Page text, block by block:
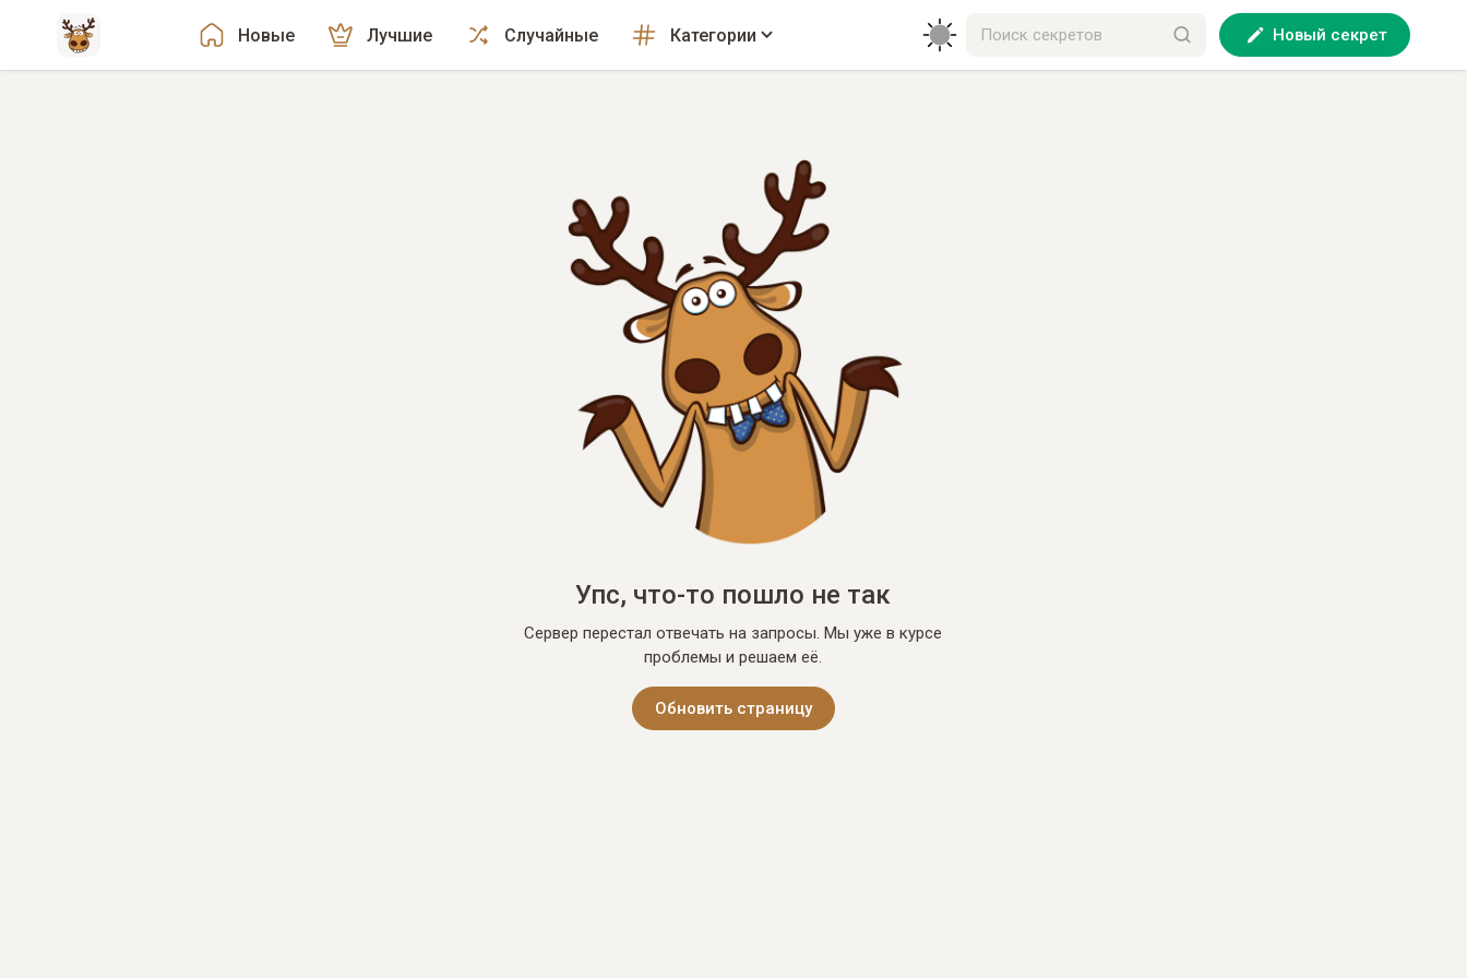
Новые Лучшие Случайные Категории Новый секрет
Упс, что-то пошло не так
Сервер перестал отвечать на запросы. Мы уже в курсе
проблемы и решаем её.
Обновить страницу